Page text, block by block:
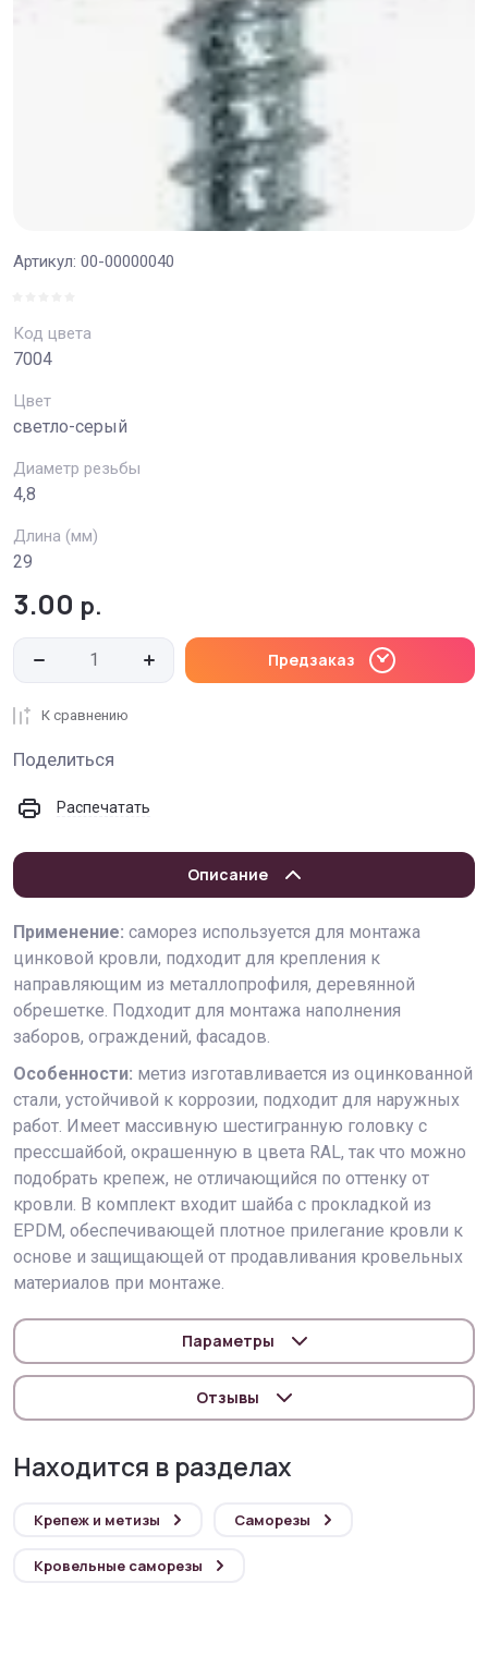
Артикул: 00-00000040
Код цвета
7004
Цвет
светло-серый
Диаметр резьбы
4,8
Длина (мм)
29
3.00 р.
Предзаказ
К сравнению
Поделиться
Распечатать
Описание
Применение: саморез используется для монтажа
цинковой кровли, подходит для крепления к
направляющим из металлопрофиля, деревянной
обрешетке. Подходит для монтажа наполнения
заборов, ограждений, фасадов.
Особенности: метиз изготавливается из оцинкованной
стали, устойчивой к коррозии, подходит для наружных
работ. Имеет массивную шестигранную головку с
прессшайбой, окрашенную в цвета RAL, так что можно
подобрать крепеж, не отличающийся по оттенку от
кровли. В комплект входит шайба с прокладкой из
EPDM, обеспечивающей плотное прилегание кровли к
основе и защищающей от продавливания кровельных
материалов при монтаже.
Параметры
Отзывы
Находится в разделах
Крепеж и метизы Саморезы
Кровельные саморезы